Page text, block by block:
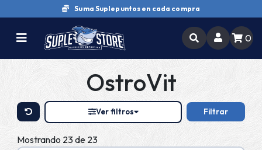
Suma Suplepuntos en cada compra
0
OstroVit
Ver filtros Filtrar
Mostrando 23 de 23